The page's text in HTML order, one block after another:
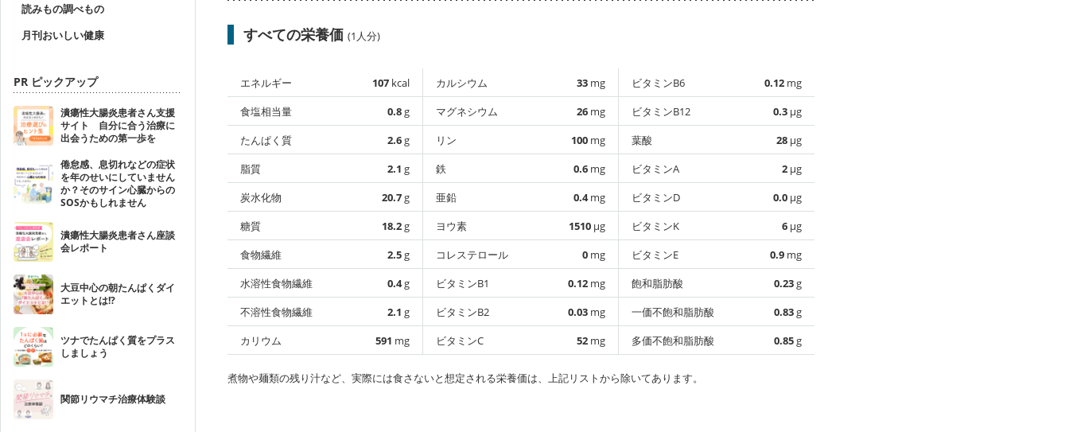
読みもの調べもの
月刊おいしい健康
PR ピックアップ
潰瘍性大腸炎患者さん支援
サイト 自分に合う治療に
出会うための第一歩を
倦怠感、息切れなどの症状
を年のせいにしていません
か？そのサイン心臓からの
SOSかもしれません
潰瘍性大腸炎患者さん座談
会レポート
大豆中心の朝たんぱくダイ
エットとは!?
ツナでたんぱく質をプラス
しましょう
関節リウマチ治療体験談
すべての栄養価 (1人分)
エネルギー 107 kcal
食塩相当量
0.8g
たんぱく質
2.6g
脂質
2.1 g
炭水化物
20.7g
糖質
18.2g
食物繊維
2.5g
水溶性食物繊維
0.4g
不溶性食物繊維
2.1 g
カリウム
591 mg
カルシウム 33 mg
マグネシウム
26 mg
リン
100 mg
鉄
0.6 mg
亜鉛
0.4mg
ヨウ素
1510 µg
コレステロール
0 mg
ビタミンB1
0.12 mg
ビタミンB2
0.03 mg
ビタミンC
52 mg
ビタミンB6 0.12 mg
ビタミンB12
0.3 µg
葉酸
28 µg
ビタミンA
2 µg
ビタミンD
0.0 µg
ビタミンK
6 µg
ビタミンE
0.9 mg
飽和脂肪酸
0.23g
一価不飽和脂肪酸
0.83g
多価不飽和脂肪酸
0.85g
煮物や麺類の残り汁など、実際には食さないと想定される栄養価は、上記リストから除いてあります。